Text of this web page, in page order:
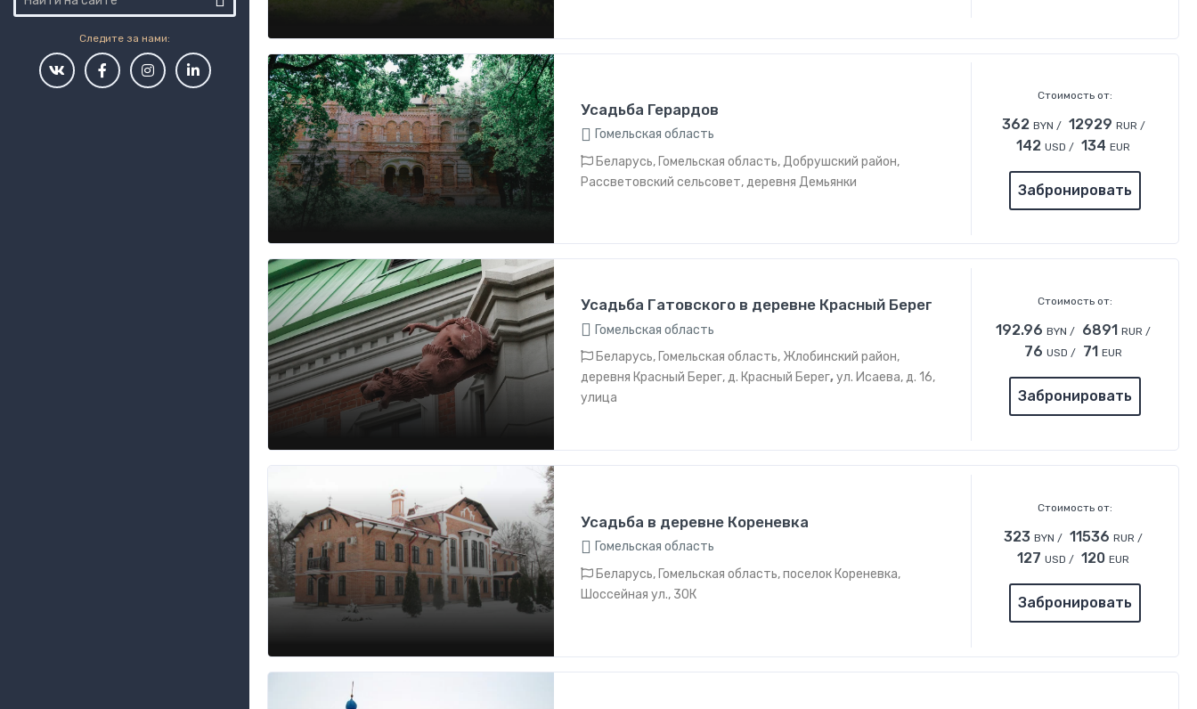
Следите за нами:
Усадьба Герардов
Гомельская область
Беларусь, Гомельская область, Добрушский район,
Рассветовский сельсовет, деревня Демьянки
Стоимость от:
362 BYN / 12929 RUR /
142 USD / 134 EUR
Забронировать
Усадьба Гатовского в деревне Красный Берег
Гомельская область
Беларусь, Гомельская область, Жлобинский район,
деревня Красный Берег, д. Красный Берег,ул. Исаева, д. 16,
улица
Стоимость от:
192.96 BYN / 6891 RUR /
76 USD / 71 EUR
Забронировать
Усадьба в деревне Кореневка
Гомельская область
Беларусь, Гомельская область, поселок Кореневка,
Шоссейная ул., 30К
Стоимость от:
323 BYN / 11536 RUR /
127 USD / 120 EUR
Забронировать